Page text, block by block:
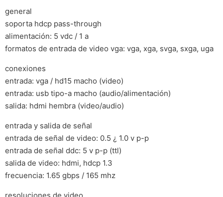
general
soporta hdcp pass-through
alimentación: 5 vdc / 1 a
formatos de entrada de video vga: vga, xga, svga, sxga, uga
conexiones
entrada: vga / hd15 macho (video)
entrada: usb tipo-a macho (audio/alimentación)
salida: hdmi hembra (video/audio)
entrada y salida de señal
entrada de señal de video: 0.5 ¿ 1.0 v p-p
entrada de señal ddc: 5 v p-p (ttl)
salida de video: hdmi, hdcp 1.3
frecuencia: 1.65 gbps / 165 mhz